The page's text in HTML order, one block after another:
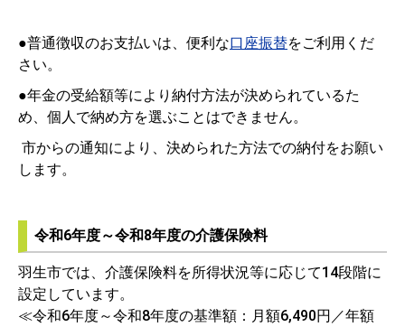
●普通徴収のお支払いは、便利な口座振替をご利用くだ
さい。
●年金の受給額等により納付方法が決められているた
め、個人で納め方を選ぶことはできません。
市からの通知により、決められた方法での納付をお願い
します。
令和6年度～令和8年度の介護保険料
羽生市では、介護保険料を所得状況等に応じて14段階に
設定しています。
≪令和6年度～令和8年度の基準額：月額6,490円／年額